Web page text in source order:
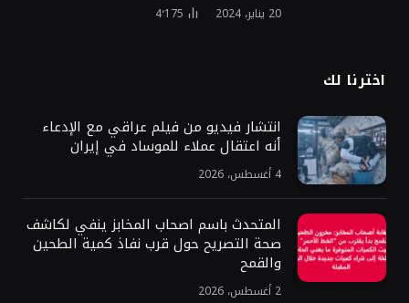
20 يناير، 2024 4٬175
اخترنا لك
انتشار فيديو من فيلم عراقي مع الإدعاء
أنه اعتقال عملاء للموساد في إيران
4 أغسطس، 2026
المتحدث باسم اصحاب المخابز ينفي لكاشف
صحة التصريح حول قرب نفاذ كمية الطحين
والقمح
2 أغسطس، 2026